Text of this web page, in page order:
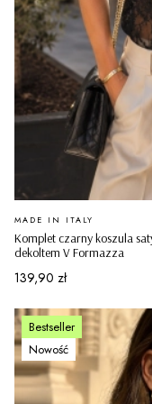
Komplet czarny koszula
dekoltem V Formazza
PRODUCENT
MADE IN ITALY
Cena
139,90 zł
Bestseller
Nowość